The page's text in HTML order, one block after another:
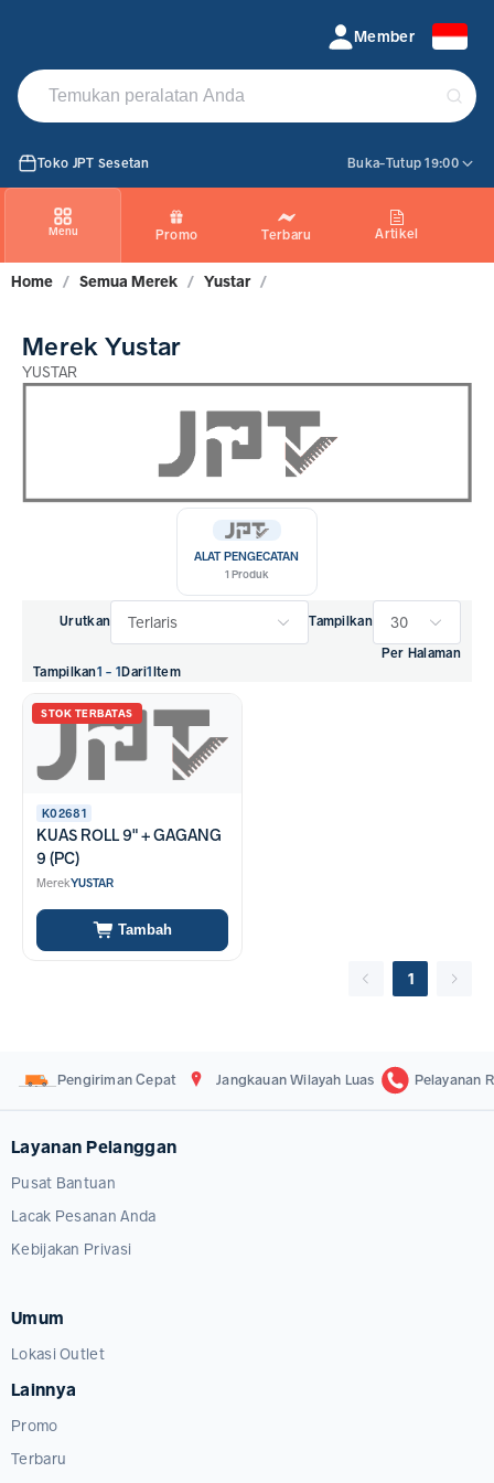
Member
Toko JPT Sesetan Buka-Tutup 19:00
Menu Promo Terbaru Artikel
Home / Semua Merek / Yustar /
Merek Yustar
YUSTAR
ALAT PENGECATAN
1 Produk
Urutkan Terlaris Tampilkan 30
Per Halaman
Tampilkan1 - 1Dari1Item
STOK TERBATAS
K02681
KUAS ROLL 9" + GAGANG
9 (PC)
MerekYUSTAR
Tambah
1
Pengiriman Cepat Jangkauan Wilayah Luas Pelayanan
Layanan Pelanggan
Pusat Bantuan
Lacak Pesanan Anda
Kebijakan Privasi
Umum
Lokasi Outlet
Lainnya
Promo
Terbaru